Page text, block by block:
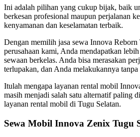
Ini adalah pilihan yang cukup bijak, baik
berkesan profesional maupun perjalanan
kenyamanan dan keselamatan terbaik.
Dengan memilih jasa sewa Innova Reborn
perusahaan kami, Anda mendapatkan
sewaan berkelas. Anda bisa merasakan
terlupakan, dan Anda melakukannya
Itulah mengapa layanan rental mobil
masih menjadi salah satu alternatif paling
layanan rental mobil di Tugu Selatan.
Sewa Mobil Innova Zenix Tugu